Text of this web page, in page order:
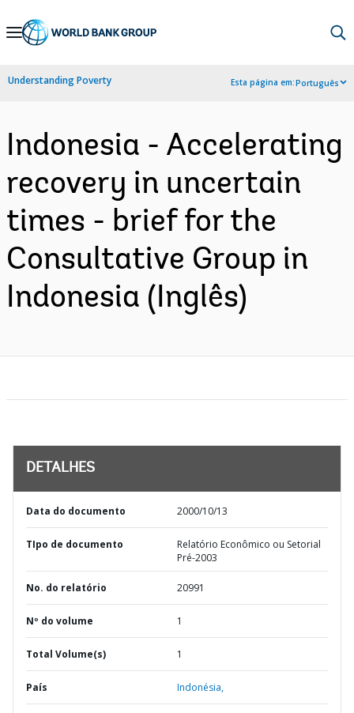
Skip
Navigation
Understanding Poverty Esta página em:Português
Indonesia - Accelerating
recovery in uncertain
times - brief for the
Consultative Group in
Indonesia (Inglês)
DETALHES
Data do documento 2000/10/13
TIpo de documento
Relatório Econômico ou Setorial
Pré-2003
No. do relatório 20991
Nº do volume 1
Total Volume(s) 1
País Indonésia,